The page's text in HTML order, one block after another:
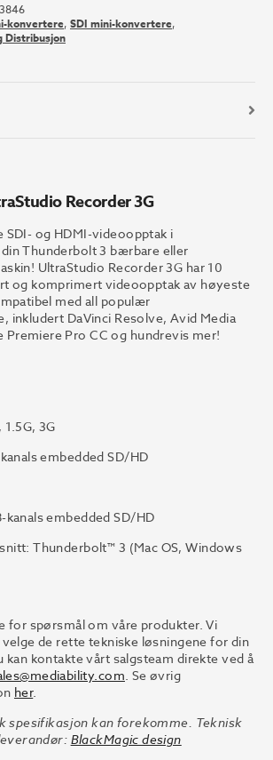
konvertere, SDI mini-konvertere,
Distribusjon
Recorder 3G
SDI- og HDMI-videoopptak i
Thunderbolt 3 bærbare eller
UltraStudio Recorder 3G har 10
og komprimert videoopptak av høyeste
med all populær
inkludert DaVinci Resolve, Avid Media
Premiere Pro CC og hundrevis mer!
3G
embedded SD/HD
kanals embedded SD/HD
Thunderbolt™ 3 (Mac OS, Windows
for spørsmål om våre produkter. Vi
velge de rette tekniske løsningene for din
kan kontakte vårt salgsteam direkte ved å
. Se øvrig
her.
spesifikasjon kan forekomme. Teknisk
BlackMagic design